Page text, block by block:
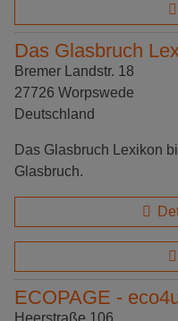
Das Glasbruch
Bremer Landstr. 18
27726 Worpswede
Deutschland
Das Glasbruch Lexikon
Glasbruch.
ECOPAGE -
Heerstraße 106